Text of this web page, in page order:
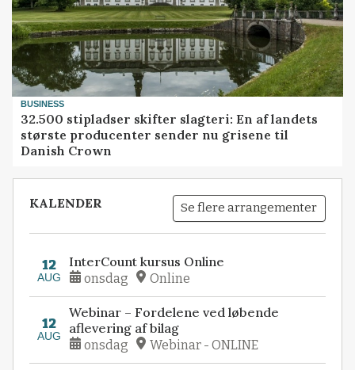
BUSINESS
32.500 stipladser skifter slagteri: En af landets
største producenter sender nu grisene til
Danish Crown
KALENDER Se flere arrangementer
12
AUG
InterCount kursus Online
onsdag Online
12
AUG
Webinar – Fordelene ved løbende
aflevering af bilag
onsdag Webinar - ONLINE